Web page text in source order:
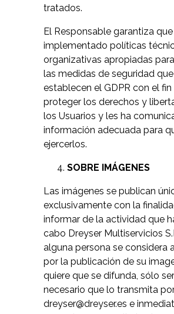
tratados.
El Responsable garantiza
implementado políticas
organizativas apropiadas
las medidas de seguridad que
establecen el GDPR con el fin
proteger los derechos y
los Usuarios y les ha
información adecuada para
ejercerlos.
SOBRE IMÁGENES
Las imágenes se publican
exclusivamente con la
informar de la actividad que
cabo Dreyser Multiservicios
alguna persona se considera
por la publicación de su
quiere que se difunda, sólo
necesario que lo transmita
dreyser@dreyser.es e